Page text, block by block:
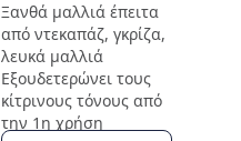
Ξανθά μαλλιά έπειτα
από ντεκαπάζ, γκρίζα,
λευκά μαλλιά
Εξουδετερώνει τους
κίτρινους τόνους από
την 1η χρήση